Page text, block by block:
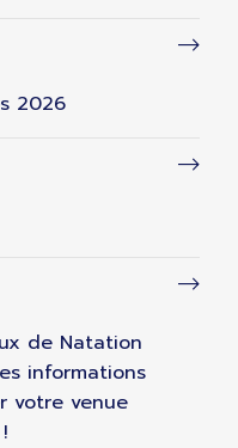
2026
de Natation
informations
votre venue